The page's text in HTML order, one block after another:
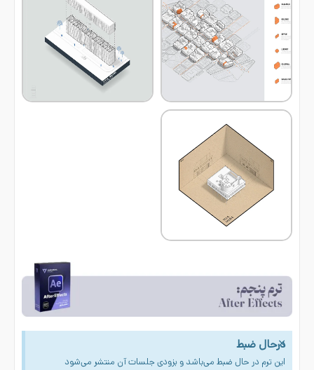
درحال ضبط
این ترم در حال ضبط می‌باشد و بزودی جلسات آن منتشر می‌شود
×